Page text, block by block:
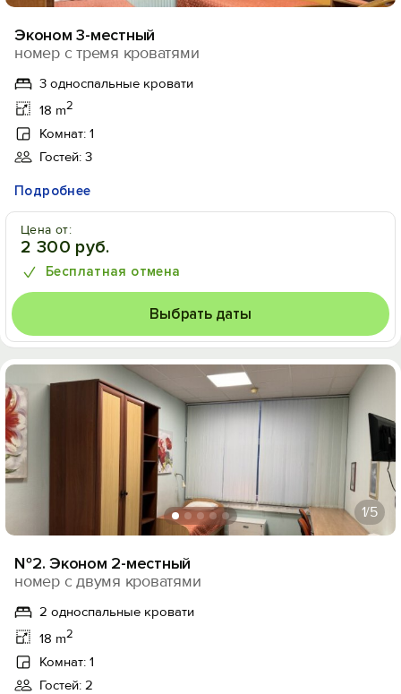
Эконом 3-местный
номер с тремя кроватями
3 односпальные кровати
18 m2
Комнат: 1
Гостей: 3
Подробнее
Цена от:
2 300 руб.
Бесплатная отмена
Выбрать даты
1/5
№2. Эконом 2-местный
номер с двумя кроватями
2 односпальные кровати
18 m2
Комнат: 1
Гостей: 2